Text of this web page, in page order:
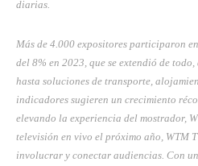
diarias.
Más de 4.000 expositores participaron
del 8% en 2023, que se extendió de
hasta soluciones de transporte,
indicadores sugieren un crecimiento
elevando la experiencia del mostrador,
televisión en vivo el próximo año, WTM
involucrar y conectar audiencias. Con